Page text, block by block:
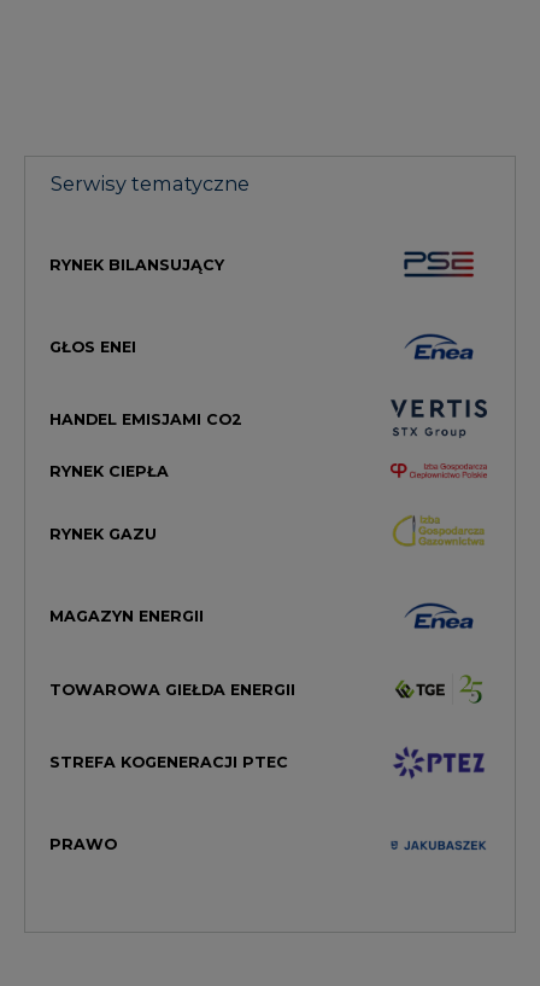
Serwisy tematyczne
RYNEK BILANSUJĄCY
GŁOS ENEI
HANDEL EMISJAMI CO2
RYNEK CIEPŁA
RYNEK GAZU
MAGAZYN ENERGII
TOWAROWA GIEŁDA ENERGII
STREFA KOGENERACJI PTEC
PRAWO